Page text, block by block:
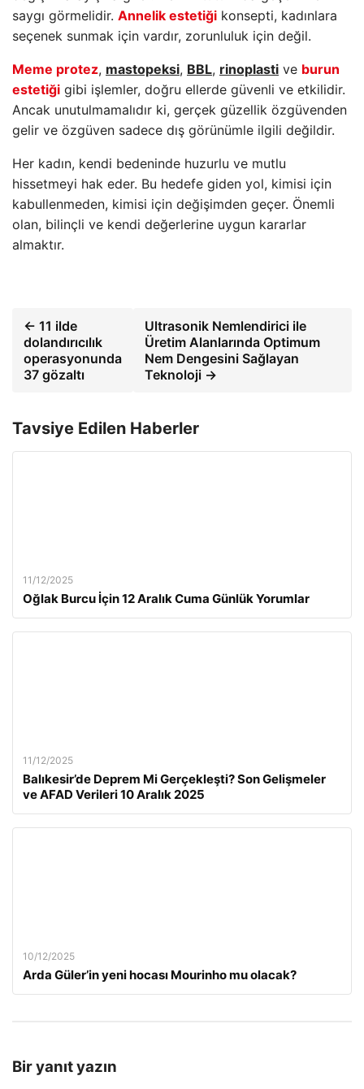
saygı görmelidir. Annelik estetiği konsepti, kadınlara
seçenek sunmak için vardır, zorunluluk için değil.
Meme protez, mastopeksi, BBL, rinoplasti ve burun
estetiği gibi işlemler, doğru ellerde güvenli ve etkilidir.
Ancak unutulmamalıdır ki, gerçek güzellik özgüvenden
gelir ve özgüven sadece dış görünümle ilgili değildir.
Her kadın, kendi bedeninde huzurlu ve mutlu
hissetmeyi hak eder. Bu hedefe giden yol, kimisi için
kabullenmeden, kimisi için değişimden geçer. Önemli
olan, bilinçli ve kendi değerlerine uygun kararlar
almaktır.
← 11 ilde
dolandırıcılık
operasyonunda
37 gözaltı
Ultrasonik Nemlendirici ile
Üretim Alanlarında Optimum
Nem Dengesini Sağlayan
Teknoloji →
Tavsiye Edilen Haberler
11/12/2025
Oğlak Burcu İçin 12 Aralık Cuma Günlük Yorumlar
11/12/2025
Balıkesir’de Deprem Mi Gerçekleşti? Son Gelişmeler
ve AFAD Verileri 10 Aralık 2025
10/12/2025
Arda Güler’in yeni hocası Mourinho mu olacak?
Bir yanıt yazın